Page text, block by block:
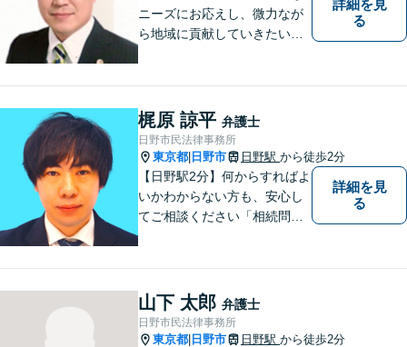
ニーズにお応えし、微力なが
ら地域に貢献していきたいと
詳細を見
る
梶原 諒平 弁護士
日野市民法律事務所
東京都 日野市 日野駅 から徒歩2分
【日野駅2分】何からすればよ
いかわからない方も、安心し
てご相談ください「相続問
ト：誹謗中傷の削除、発信者
情報開示請求、名誉毀損によ
る損害賠償、企業や飲食店の
詳細を見
る
山下 太郎 弁護士
日野市民法律事務所
東京都 日野市 日野駅 から徒歩2分